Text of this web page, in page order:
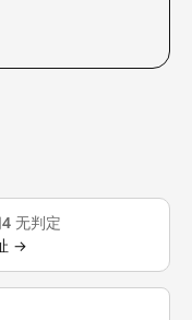
4 无判定
→